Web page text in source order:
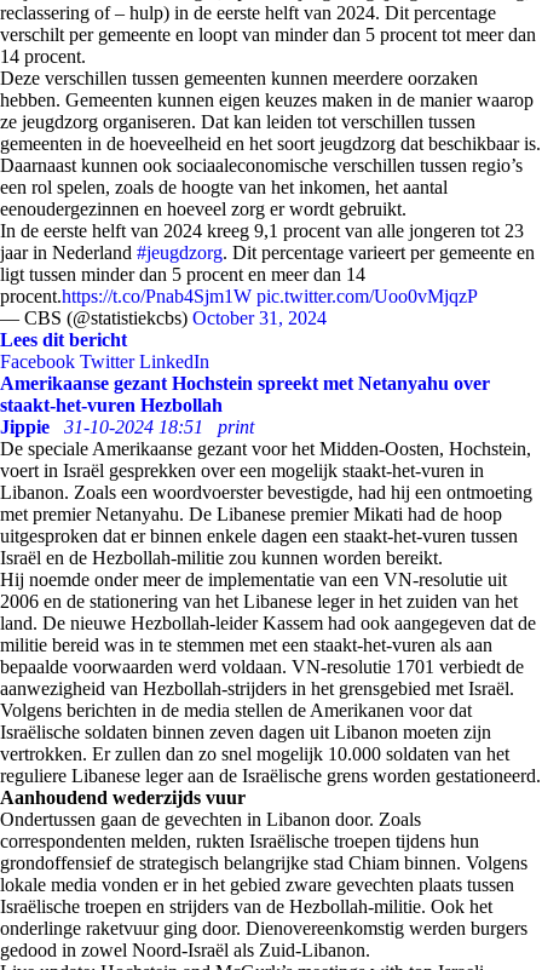
reclassering of – hulp) in de eerste helft van 2024. Dit percentage
verschilt per gemeente en loopt van minder dan 5 procent tot meer dan
14 procent.
Deze verschillen tussen gemeenten kunnen meerdere oorzaken
hebben. Gemeenten kunnen eigen keuzes maken in de manier waarop
ze jeugdzorg organiseren. Dat kan leiden tot verschillen tussen
gemeenten in de hoeveelheid en het soort jeugdzorg dat beschikbaar is.
Daarnaast kunnen ook sociaaleconomische verschillen tussen regio’s
een rol spelen, zoals de hoogte van het inkomen, het aantal
eenoudergezinnen en hoeveel zorg er wordt gebruikt.
In de eerste helft van 2024 kreeg 9,1 procent van alle jongeren tot 23
jaar in Nederland #jeugdzorg. Dit percentage varieert per gemeente en
ligt tussen minder dan 5 procent en meer dan 14
procent.https://t.co/Pnab4Sjm1W pic.twitter.com/Uoo0vMjqzP
— CBS (@statistiekcbs) October 31, 2024
Lees dit bericht
Facebook Twitter LinkedIn
Amerikaanse gezant Hochstein spreekt met Netanyahu over
staakt-het-vuren Hezbollah
Jippie
31-10-2024 18:51
print
De speciale Amerikaanse gezant voor het Midden-Oosten, Hochstein,
voert in Israël gesprekken over een mogelijk staakt-het-vuren in
Libanon. Zoals een woordvoerster bevestigde, had hij een ontmoeting
met premier Netanyahu. De Libanese premier Mikati had de hoop
uitgesproken dat er binnen enkele dagen een staakt-het-vuren tussen
Israël en de Hezbollah-militie zou kunnen worden bereikt.
Hij noemde onder meer de implementatie van een VN-resolutie uit
2006 en de stationering van het Libanese leger in het zuiden van het
land. De nieuwe Hezbollah-leider Kassem had ook aangegeven dat de
militie bereid was in te stemmen met een staakt-het-vuren als aan
bepaalde voorwaarden werd voldaan. VN-resolutie 1701 verbiedt de
aanwezigheid van Hezbollah-strijders in het grensgebied met Israël.
Volgens berichten in de media stellen de Amerikanen voor dat
Israëlische soldaten binnen zeven dagen uit Libanon moeten zijn
vertrokken. Er zullen dan zo snel mogelijk 10.000 soldaten van het
reguliere Libanese leger aan de Israëlische grens worden gestationeerd.
Aanhoudend wederzijds vuur
Ondertussen gaan de gevechten in Libanon door. Zoals
correspondenten melden, rukten Israëlische troepen tijdens hun
grondoffensief de strategisch belangrijke stad Chiam binnen. Volgens
lokale media vonden er in het gebied zware gevechten plaats tussen
Israëlische troepen en strijders van de Hezbollah-militie. Ook het
onderlinge raketvuur ging door. Dienovereenkomstig werden burgers
gedood in zowel Noord-Israël als Zuid-Libanon.